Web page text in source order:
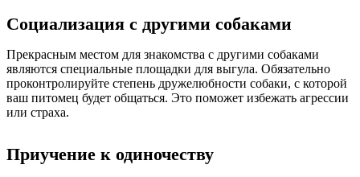
Социализация с другими собаками
Прекрасным местом для знакомства с другими собаками
являются специальные площадки для выгула. Обязательно
проконтролируйте степень дружелюбности собаки, с которой
ваш питомец будет общаться. Это поможет избежать агрессии
или страха.
Приучение к одиночеству